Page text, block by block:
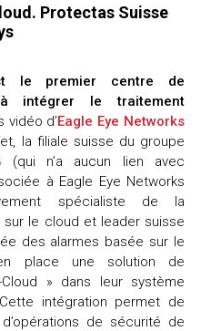
Protectas Suisse
le premier centre de
à intégrer le traitement
vidéo d’Eagle Eye Networks
la filiale suisse du groupe
(qui n’a aucun lien avec
à Eagle Eye Networks
spécialiste de la
sur le cloud et leader suisse
des alarmes basée sur le
place une solution de
Cloud » dans leur système
intégration permet de
de sécurité de